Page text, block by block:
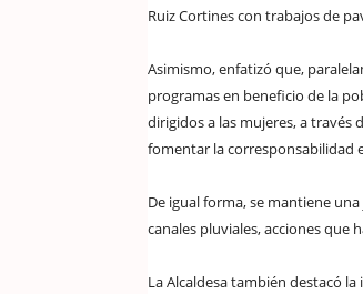
Ruiz Cortines con trabajos de
Asimismo, enfatizó que,
programas en beneficio de la
dirigidos a las mujeres, a través
fomentar la corresponsabilidad
De igual forma, se mantiene
canales pluviales, acciones
La Alcaldesa también destacó